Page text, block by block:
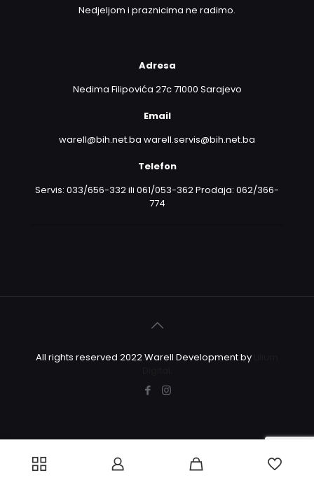
Nedjeljom i praznicima ne radimo.
Adresa
Nedima Filipovića 27c 71000 Sarajevo
Email
warell@bih.net.ba warell.servis@bih.net.ba
Telefon
Servis: 033/656-332 ili 061/053-362 Prodaja: 062/366-
774
All rights reserved 2022 Warell Development by